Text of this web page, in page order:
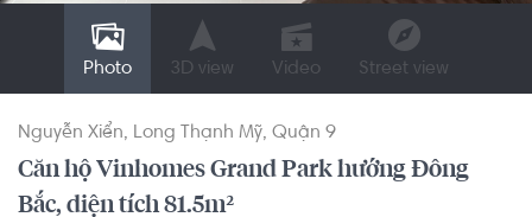
Photo 3D view Video Street view
Nguyễn Xiển Long Thạnh Mỹ Quận 9
Căn hộ Vinhomes Grand Park hướng Đông
Bắc, diện tích 81.5m²